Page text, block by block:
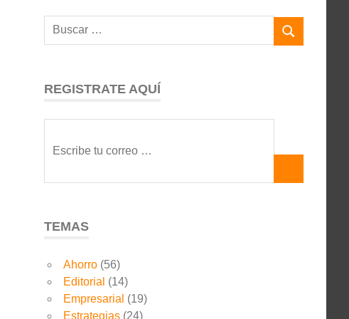
REGISTRATE AQUÍ
TEMAS
Ahorro (56)
Editorial (14)
Empresarial (19)
Estrategias (24)